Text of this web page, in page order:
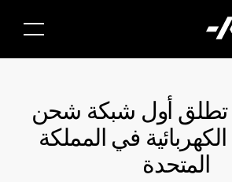
Aerovolt تطلق أول شبكة شحن
في المملكة
المتحدة